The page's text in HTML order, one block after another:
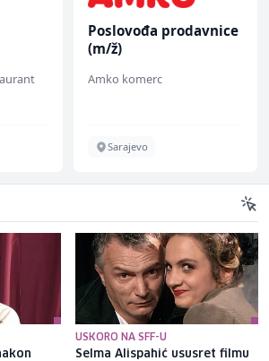
Poslovođa prodavnice
(m/ž)
Amko komerc
Sarajevo
USKORO NA SFF-U
Selma Alispahić ususret filmu